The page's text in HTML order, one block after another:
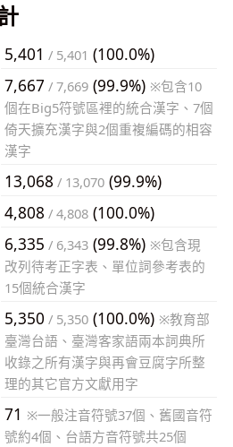
5,401 / 5,401 (100.0%)
7,667 / 7,669 (99.9%) ※包含10
個在Big5符號區裡的統合漢字、7個
倚天擴充漢字與2個重複編碼的相容
漢字
13,068 / 13,070 (99.9%)
4,808 / 4,808 (100.0%)
6,335 / 6,343 (99.8%) ※包含現
改列待考正字表、單位詞參考表的
15個統合漢字
5,350 / 5,350 (100.0%) ※教育部
臺灣台語、臺灣客家語兩本詞典所
收錄之所有漢字與再會豆腐字所整
理的其它官方文獻用字
71 ※一般注音符號37個、舊國音符
號約4個、台語方音符號共25個